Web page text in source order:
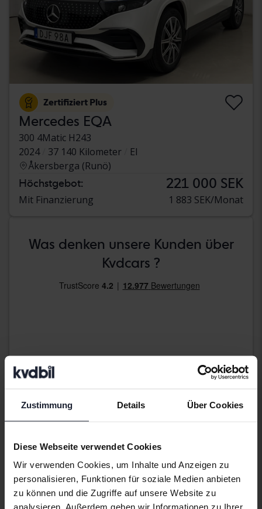
Zustimmung Details Über Cookies
Diese Webseite verwendet Cookies
Wir verwenden Cookies, um Inhalte und Anzeigen zu
personalisieren, Funktionen für soziale Medien anbieten
zu können und die Zugriffe auf unsere Website zu
analysieren. Außerdem geben wir Informationen zu Ihrer
Zertifiziert Plus
Mercedes EQA
300 4Matic H243
2024
37 140 Kilometer
El
Åkersberga (Runö)
Höchstgebot: 221 000 SEK
Mit Finanzierung 1 883 SEK/Monat
Was denken unsere Kunden über
Kvdcars ?
Lesen Sie weitere Bewertungen auf Trustpilot
Dienstag 7 Gebote